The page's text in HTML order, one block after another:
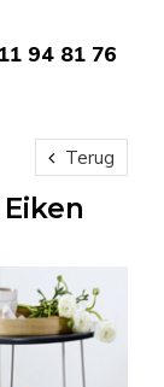
94 81 76
Terug